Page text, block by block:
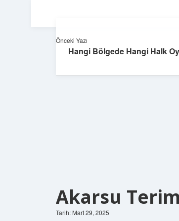
Akarsu
Tarih: Mart 29, 2025
Önceki Yazı
Hangi Bölgede Hangi Halk